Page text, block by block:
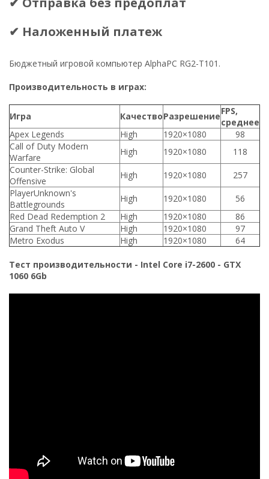
✔ Наложенный платеж
Бюджетный игровой компьютер AlphaPC RG2-T101.
Производительность в играх:
Игра КачествоРазрешениеFPS,
среднее
Apex Legends
High 1920×1080
98
Call of Duty Modern
Warfare
High 1920×1080
118
Counter-Strike: Global
Offensive
High 1920×1080
257
PlayerUnknown's
Battlegrounds
High 1920×1080
56
Red Dead Redemption 2
High 1920×1080
86
Grand Theft Auto V
High 1920×1080
97
Metro Exodus
High 1920×1080 64
Тест производительности - Intel Core i7-2600 - GTX
1060 6Gb